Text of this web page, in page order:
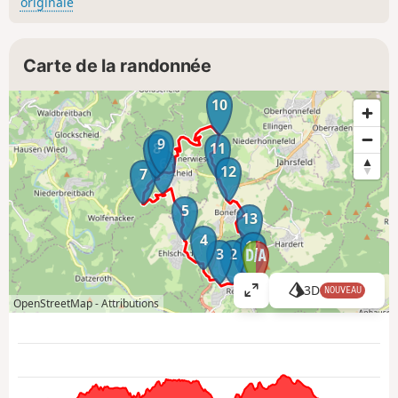
Carte de la randonnée
1
2
3
4
5
6
7
89
10
11
12
13
14
OpenStreetMap -Attributions
A
ff
h
e
3D NOUVEAU